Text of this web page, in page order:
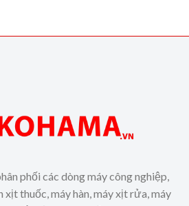
phối các dòng máy công nghiệp,
xịt thuốc, máy hàn, máy xịt rửa, máy